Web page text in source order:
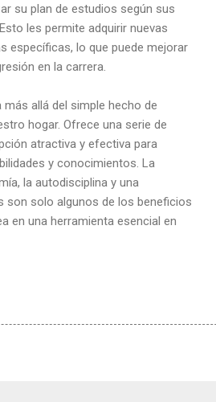
su plan de estudios según sus
les permite adquirir nuevas
específicas, lo que puede mejorar
en la carrera.
más allá del simple hecho de
hogar. Ofrece una serie de
atractiva y efectiva para
y conocimientos. La
la autodisciplina y una
son solo algunos de los beneficios
en una herramienta esencial en